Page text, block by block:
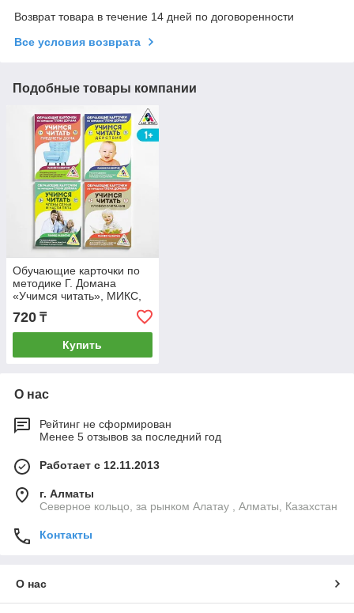
Возврат товара в течение 14 дней по договоренности
Все условия возврата
Подобные товары компании
Обучающие карточки по
методике Г. Домана
«Учимся читать», МИКС,
30 карт, А6 цена за 4 шт
720 ₸
Купить
О нас
Рейтинг не сформирован
Менее 5 отзывов за последний год
Работает с 12.11.2013
г. Алматы
Северное кольцо, за рынком Алатау , Алматы, Казахстан
Контакты
О нас